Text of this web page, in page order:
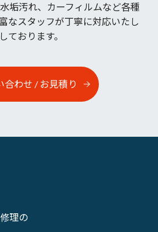
垢汚れ、カーフィルムなど各種
なスタッフが丁寧に対応いたし
ております。
合わせ / お見積り
理の